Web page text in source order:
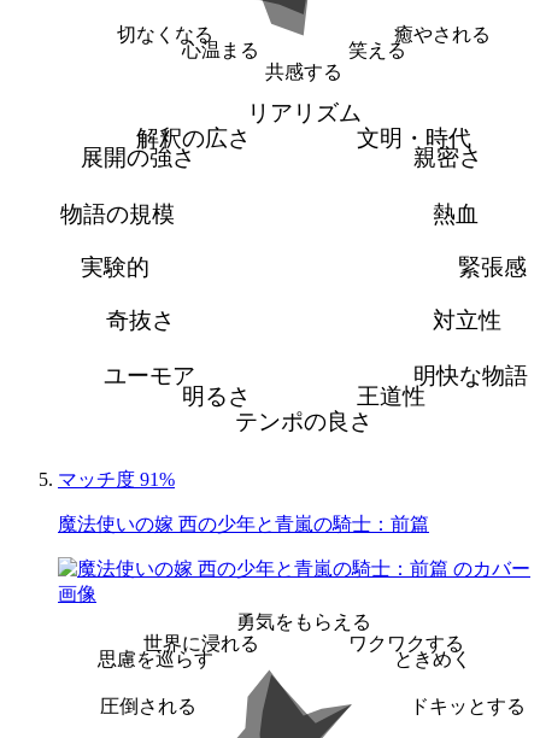
癒やされる
笑える
共感する
心温まる
切なくなる
リアリズム
文明・時代
親密さ
熱血
緊張感
対立性
明快な物語
王道性
テンポの良さ
明るさ
ユーモア
奇抜さ
実験的
物語の規模
展開の強さ
解釈の広さ
マッチ度 91%
魔法使いの嫁 西の少年と青嵐の騎士：前篇
勇気をもらえる
ワクワクする
ときめく
ドキッとする
圧倒される
思慮を巡らす
世界に浸れる